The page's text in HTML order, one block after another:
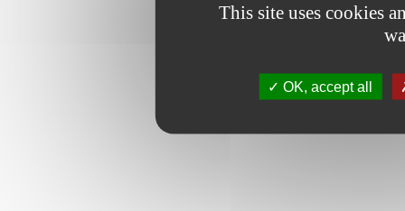
This site uses cookies
OK, accept all